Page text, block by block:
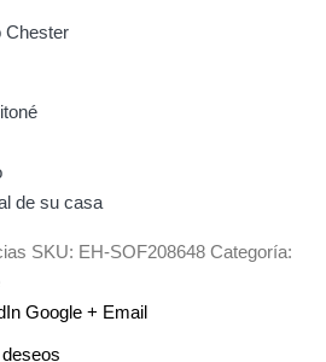
Chester
de su casa
SKU: EH-SOF208648 Categoría:
Google + Email